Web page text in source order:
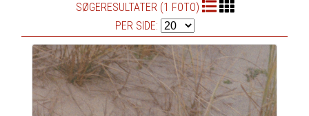
SØGERESULTATER (1 FOTO)
PER SIDE: